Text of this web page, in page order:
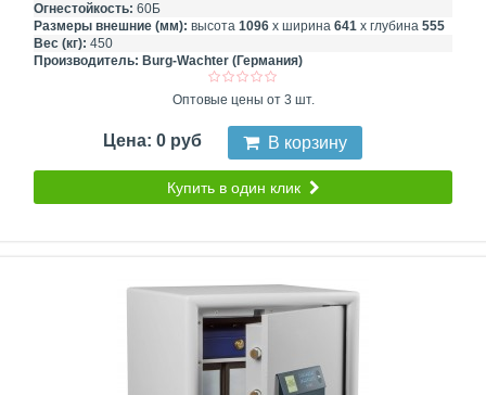
Огнестойкость: 60Б
Размеры внешние (мм): высота 1096 х ширина 641 х глубина 555
Вес (кг): 450
Производитель: Burg-Wachter (Германия)
Оптовые цены от 3 шт.
Цена: 0 руб В корзину
Купить в один клик